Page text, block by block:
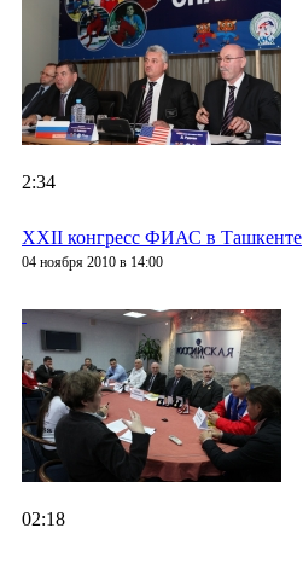
2:34
XXII конгресс ФИАС в Ташкенте
04 ноября 2010 в 14:00
02:18